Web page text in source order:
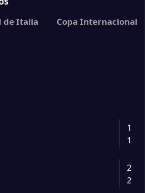
de Fútbol de la FIFA
de Italia Copa Internacional
1
1
2
2